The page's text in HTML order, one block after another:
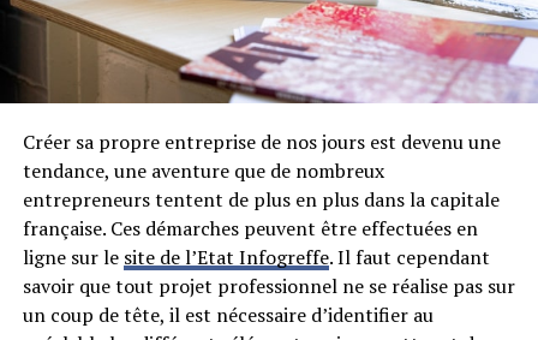
Créer sa propre entreprise de nos jours est devenu une
tendance, une aventure que de nombreux
entrepreneurs tentent de plus en plus dans la capitale
française. Ces démarches peuvent être effectuées en
ligne sur le site de l’Etat Infogreffe. Il faut cependant
savoir que tout projet professionnel ne se réalise pas sur
un coup de tête, il est nécessaire d’identifier au